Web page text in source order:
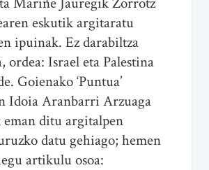
eskutik argitaratu
ipuinak. Ez darabiltza
ordea: Israel eta Palestina
Goienako ‘Puntua’
Idoia Aranbarri Arzuaga
eman ditu argitalpen
datu gehiago; hemen
artikulu osoa: